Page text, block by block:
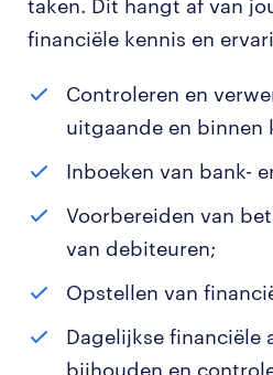
taken. Dit hangt af van
financiële kennis en
Controleren en
uitgaande en binnen
Inboeken van bank-
Voorbereiden van
van debiteuren;
Opstellen van
Dagelijkse financiële
bijhouden en